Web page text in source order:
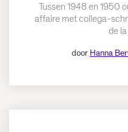
Tussen 1948 en 1950
affaire met collega-
de
door Hanna